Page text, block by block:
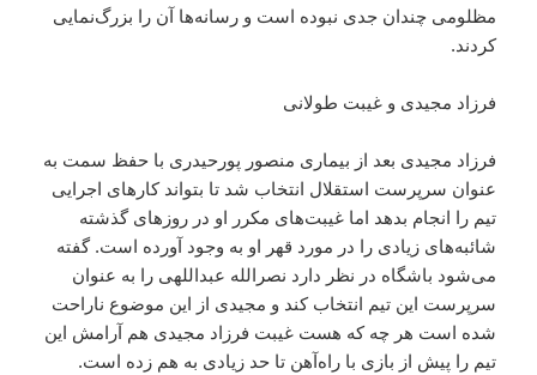
مظلومی چندان جدی نبوده است و رسانه‌ها آن را بزرگ‌نمایی
کردند.
فرزاد مجیدی و غیبت طولانی
فرزاد مجیدی بعد از بیماری منصور پورحیدری با حفظ سمت به
عنوان سرپرست استقلال انتخاب شد تا بتواند کارهای اجرایی
تیم را انجام بدهد اما غیبت‌های مکرر او در روزهای گذشته
شائبه‌های زیادی را در مورد قهر او به وجود آورده است. گفته
می‌شود باشگاه در نظر دارد نصرالله عبداللهی را به عنوان
سرپرست این تیم انتخاب کند و مجیدی از این موضوع ناراحت
شده است هر چه که هست غیبت فرزاد مجیدی هم آرامش این
تیم را پیش از بازی با راه‌آهن تا حد زیادی به هم زده است.